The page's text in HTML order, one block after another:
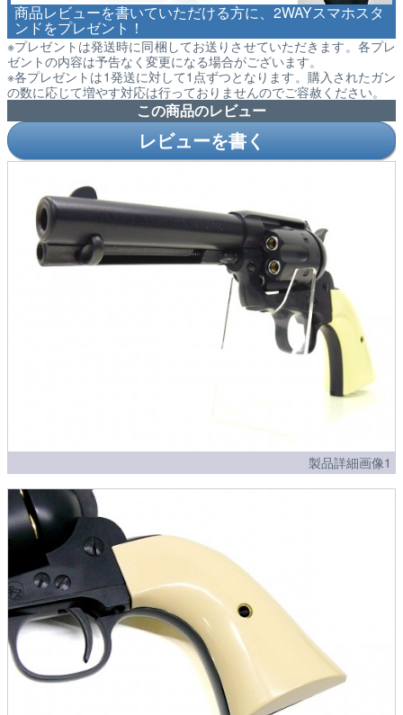
商品レビューを書いていただける方に、2WAYスマホスタ
ンドをプレゼント！
※プレゼントは発送時に同梱してお送りさせていただきます。各プレ
ゼントの内容は予告なく変更になる場合がございます。
※各プレゼントは1発送に対して1点ずつとなります。購入されたガン
の数に応じて増やす対応は行っておりませんのでご容赦ください。
この商品のレビュー
レビューを書く
製品詳細画像1